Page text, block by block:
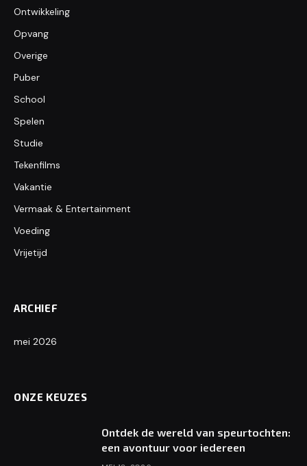
Ontwikkeling
Opvang
Overige
Puber
School
Spelen
Studie
Tekenfilms
Vakantie
Vermaak & Entertainment
Voeding
Vrijetijd
ARCHIEF
mei 2026
ONZE KEUZES
Ontdek de wereld van speurtochten:
een avontuur voor iedereen